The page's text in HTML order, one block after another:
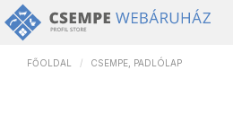
FŐOLDAL CSEMPE, PADLÓLAP